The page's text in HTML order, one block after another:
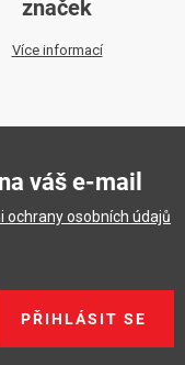
značek
Více informací
váš e-mail
ochrany osobních údajů
PŘIHLÁSIT SE